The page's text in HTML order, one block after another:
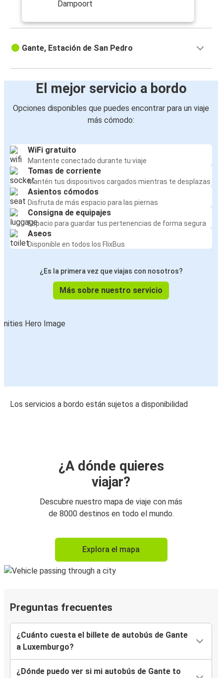
Dampoort
Gante, Estación de San Pedro
El mejor servicio a bordo
Opciones disponibles que puedes encontrar para un viaje
más cómodo:
WiFi gratuito
Mantente conectado durante tu viaje
Tomas de corriente
Mantén tus dispositivos cargados mientras te desplazas
Asientos cómodos
Disfruta de más espacio para las piernas
Consigna de equipajes
Espacio para guardar tus pertenencias de forma segura
Aseos
Disponible en todos los FlixBus
¿Es la primera vez que viajas con nosotros?
Más sobre nuestro servicio
Los servicios a bordo están sujetos a disponibilidad
¿A dónde quieres
viajar?
Descubre nuestro mapa de viaje con más
de 8000 destinos en todo el mundo.
Explora el mapa
Preguntas frecuentes
¿Cuánto cuesta el billete de autobús de Gante
a Luxemburgo?
¿Dónde puedo ver si mi autobús de Gante to